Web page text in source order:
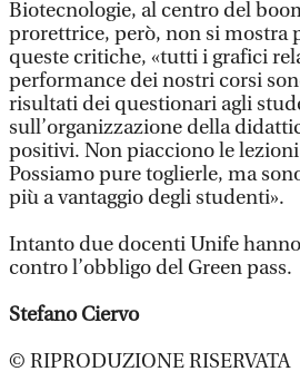
Biotecnologie, al centro del
prorettrice, però, non si mostra
queste critiche, «tutti i grafici
performance dei nostri corsi
risultati dei questionari agli
sull’organizzazione della
positivi. Non piacciono le
Possiamo pure toglierle, ma
più a vantaggio degli studenti».
Intanto due docenti Unife
contro l’obbligo del Green pass.
Stefano Ciervo
© RIPRODUZIONE RISERVATA